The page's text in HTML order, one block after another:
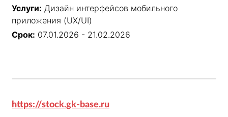
Услуги: Дизайн интерфейсов мобильного
приложения (UX/UI)
Срок: 07.01.2026 - 21.02.2026
https://stock.gk-base.ru